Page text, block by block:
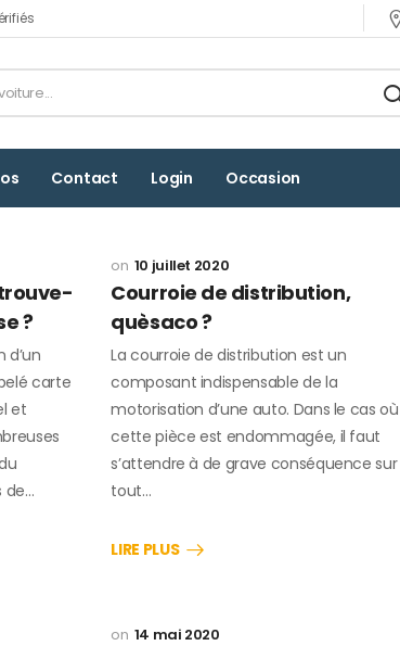
Contact Login Occasion
?
d’un
carte
et
de…
10 juillet 2020
Courroie de distribution,
quèsaco ?
La courroie de distribution est un
composant indispensable de la
motorisation d’une auto. Dans le cas où
cette pièce est endommagée, il faut
s’attendre à de grave conséquence sur
tout…
LIRE PLUS
14 mai 2020